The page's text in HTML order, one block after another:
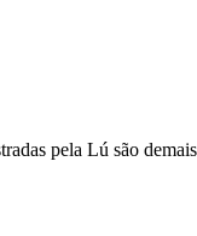
pela Lú são